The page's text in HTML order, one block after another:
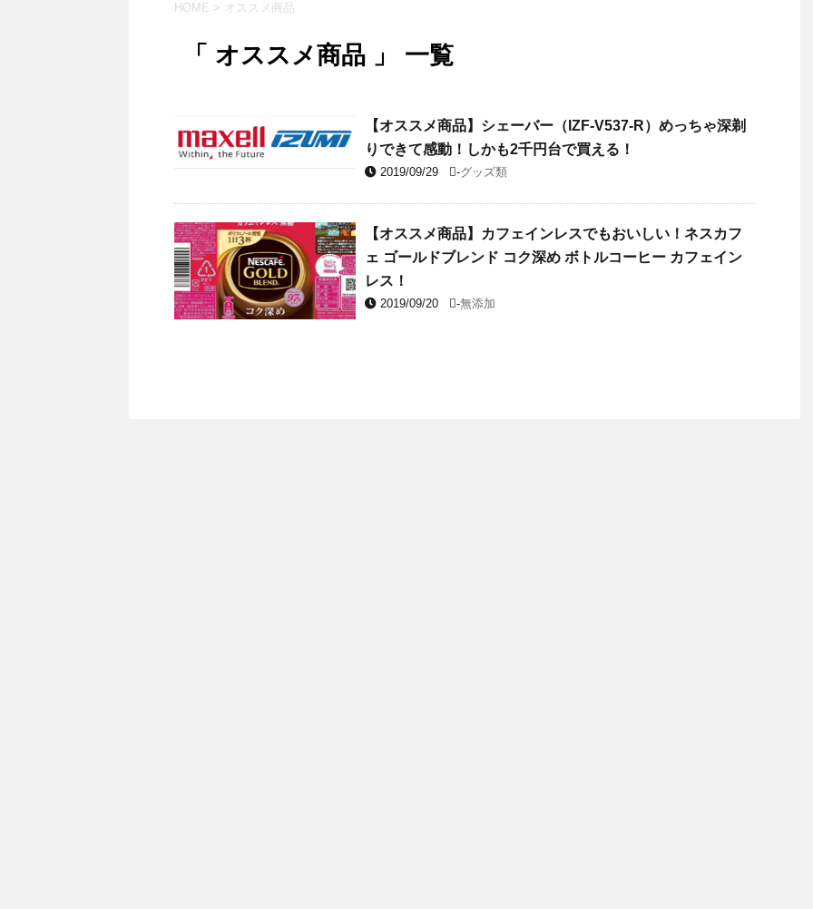
HOME > オススメ商品
「 オススメ商品 」 一覧
【オススメ商品】シェーバー（IZF-V537-R）めっちゃ深剃
りできて感動！しかも2千円台で買える！
2019/09/29 -グッズ類
【オススメ商品】カフェインレスでもおいしい！ネスカフ
ェ ゴールドブレンド コク深め ボトルコーヒー カフェイン
レス！
2019/09/20 -無添加